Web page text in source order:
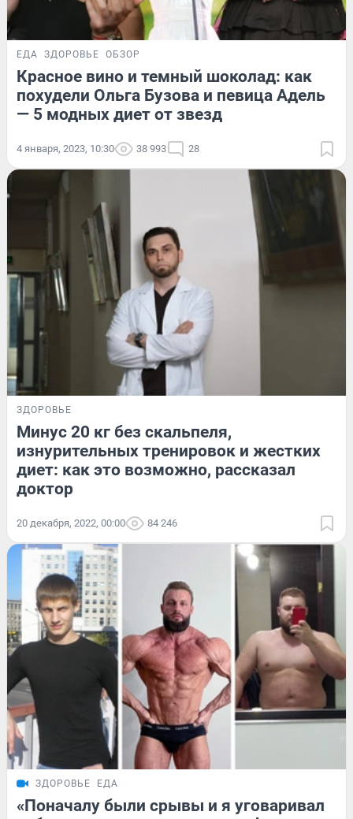
ЕДА ЗДОРОВЬЕ ОБЗОР
Красное вино и темный шоколад: как
похудели Ольга Бузова и певица Адель
— 5 модных диет от звезд
4 января, 2023, 10:30 38 993 28
ЗДОРОВЬЕ
Минус 20 кг без скальпеля,
изнурительных тренировок и жестких
диет: как это возможно, рассказал
доктор
20 декабря, 2022, 00:00 84 246
ЗДОРОВЬЕ ЕДА
«Поначалу были срывы и я уговаривал